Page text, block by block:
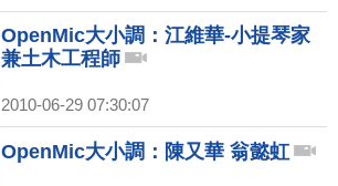
OpenMic大小調：江維華-小提琴家
兼土木工程師
2010-06-29 07:30:07
OpenMic大小調：陳又華 翁懿虹